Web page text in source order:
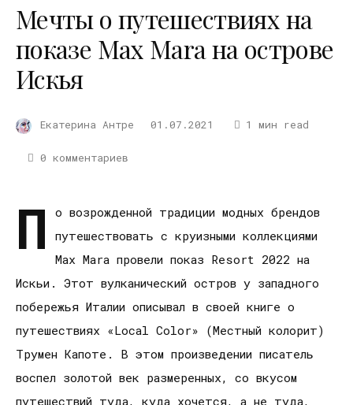
Мечты о путешествиях на
показе Max Mara на острове
Искья
Екатерина Антре 01.07.2021 1 мин read
0 комментариев
П
о возрожденной традиции модных брендов
путешествовать с круизными коллекциями
Max Mara провели показ Resort 2022 на
Искьи. Этот вулканический остров у западного
побережья Италии описывал в своей книге о
путешествиях «Local Color» (Местный колорит)
Трумен Капоте. В этом произведении писатель
воспел золотой век размеренных, со вкусом
путешествий туда, куда хочется, а не туда,